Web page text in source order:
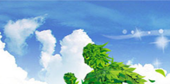
西安帅印环保工程有限公司